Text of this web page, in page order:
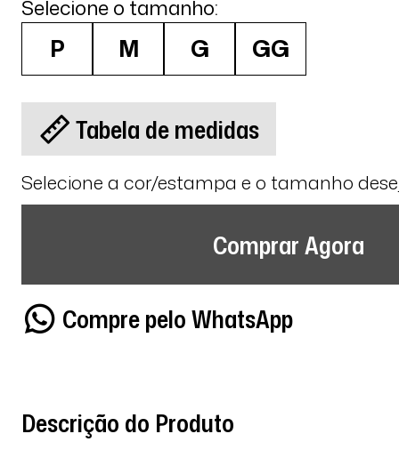
Selecione o tamanho:
P M G GG
Tabela de medidas
Selecione a cor/estampa e o tamanho
Comprar Agora
Compre pelo WhatsApp
Descrição do Produto